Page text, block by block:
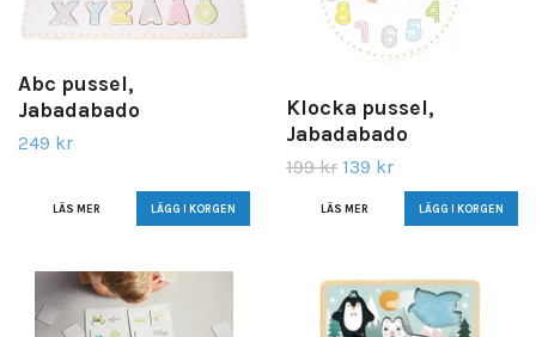
Abc pussel,
Jabadabado
249 kr
LÄS MER
Klocka pussel,
Jabadabado
199 kr 139 kr
LÄS MER